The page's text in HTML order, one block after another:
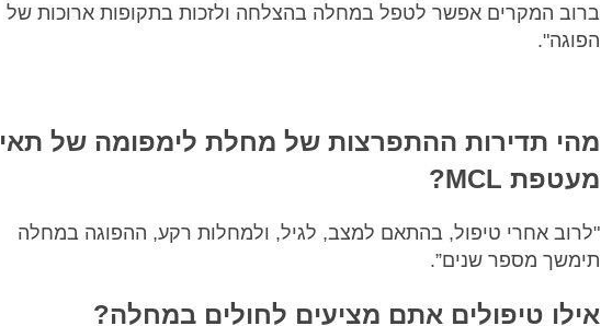
ברוב המקרים אפשר לטפל במחלה בהצלחה ולזכות בתקופות ארוכות של
הפוגה".
מהי תדירות ההתפרצות של מחלת לימפומה של תאי
מעטפת MCL?
"לרוב אחרי טיפול, בהתאם למצב, לגיל, ולמחלות רקע, ההפוגה במחלה
תימשך מספר שנים”.
אילו טיפולים אתם מציעים לחולים במחלה?